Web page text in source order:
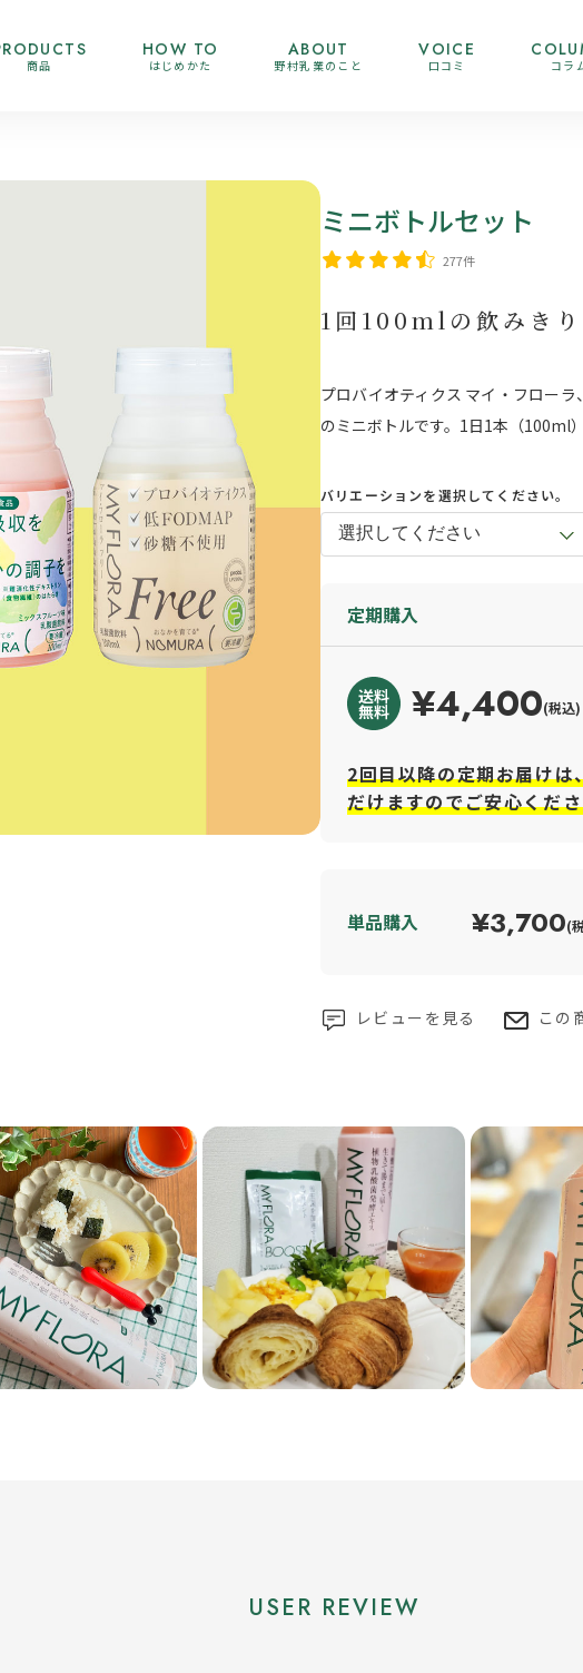
商品
HOW TO
はじめかた
ABOUT
野村乳業のこと
VOICE
口コミ コラ
ミニボトルセット
277件
1回100mlの飲みき
プロバイオティクス マイ・フロー
のミニボトルです。1日1本（100ml
バリエーションを選択してください。
定期購入
¥4,400(税込)
2回目以降の定期お届けは
だけますのでご安心くだ
単品購入 ¥3,700(
レビューを見る この